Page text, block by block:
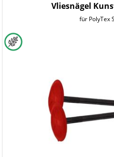
Vliesnägel
für PolyTex